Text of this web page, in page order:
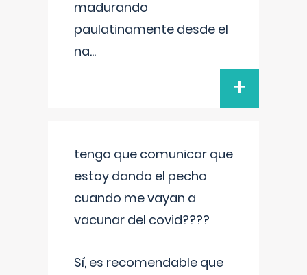
madurando
paulatinamente desde el
na...
+
tengo que comunicar que
estoy dando el pecho
cuando me vayan a
vacunar del covid????
Sí, es recomendable que